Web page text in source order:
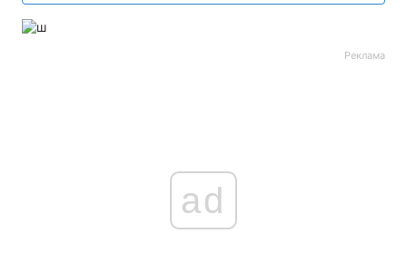
Реклама
ad